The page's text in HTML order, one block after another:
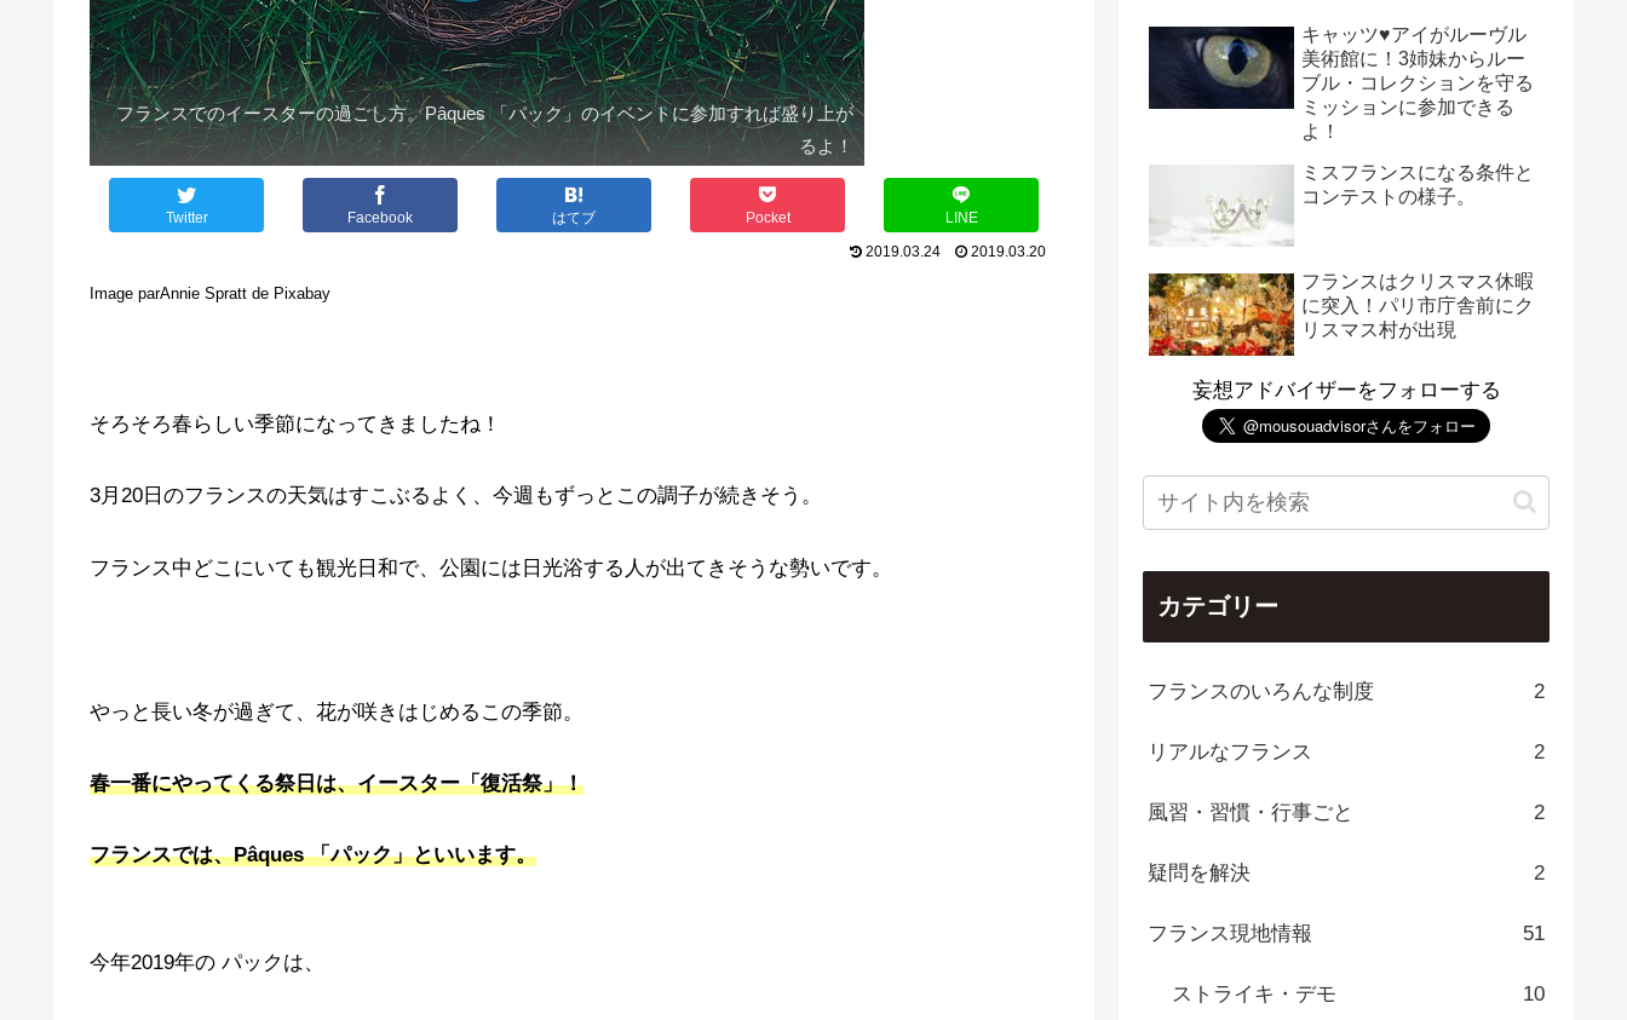
フランスでのイースターの過ごし方。Pâques 「パック」のイベントに参加すれば盛り上が
るよ！
Twitter Facebook はてブ Pocket
LINE
2019.03.24
2019.03.20
Image parAnnie Spratt de Pixabay
そろそろ春らしい季節になってきましたね！
3月20日のフランスの天気はすこぶるよく、今週もずっとこの調子が続きそう。
フランス中どこにいても観光日和で、公園には日光浴する人が出てきそうな勢いです。
やっと長い冬が過ぎて、花が咲きはじめるこの季節。
春一番にやってくる祭日は、イースター「復活祭」！
フランスでは、Pâques 「パック」といいます。
今年2019年の パックは、
キャッツ♥アイがルーヴル
美術館に！3姉妹からルー
ブル・コレクションを守る
ミッションに参加できる
よ！
ミスフランスになる条件と
コンテストの様子。
フランスはクリスマス休暇
に突入！パリ市庁舎前にク
リスマス村が出現
妄想アドバイザーをフォローする
カテゴリー
フランスのいろんな制度 2
リアルなフランス 2
風習・習慣・行事ごと 2
疑問を解決 2
フランス現地情報 51
ストライキ・デモ 10